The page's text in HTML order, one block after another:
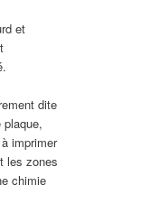
et
dite
imprimer
les zones
chimie